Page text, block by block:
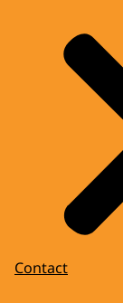
Contact